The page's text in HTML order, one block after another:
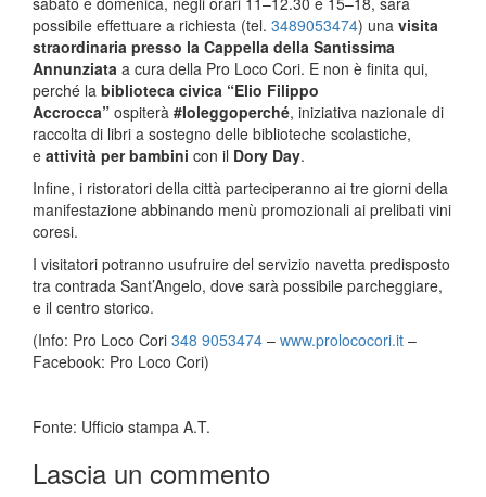
possibile effettuare a richiesta (tel. 3489053474) una visita
straordinaria presso la Cappella della Santissima
Annunziata a cura della Pro Loco Cori. E non è finita qui,
perché la biblioteca civica “Elio Filippo
Accrocca” ospiterà #Ioleggoperché, iniziativa nazionale di
raccolta di libri a sostegno delle biblioteche scolastiche,
e attività per bambini con il Dory Day.
Infine, i ristoratori della città parteciperanno ai tre giorni della
manifestazione abbinando menù promozionali ai prelibati vini
coresi.
I visitatori potranno usufruire del servizio navetta predisposto
tra contrada Sant’Angelo, dove sarà possibile parcheggiare,
e il centro storico.
(Info: Pro Loco Cori 348 9053474 – www.prolococori.it –
Facebook: Pro Loco Cori)
Fonte: Ufficio stampa A.T.
Lascia un commento